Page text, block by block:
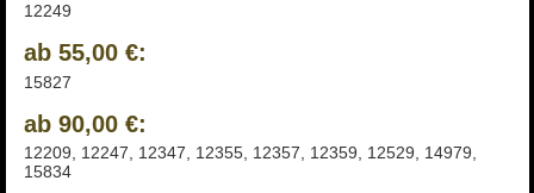
12249
ab 55,00 €:
15827
ab 90,00 €:
12209, 12247, 12347, 12355, 12357, 12359, 12529, 14979,
15834